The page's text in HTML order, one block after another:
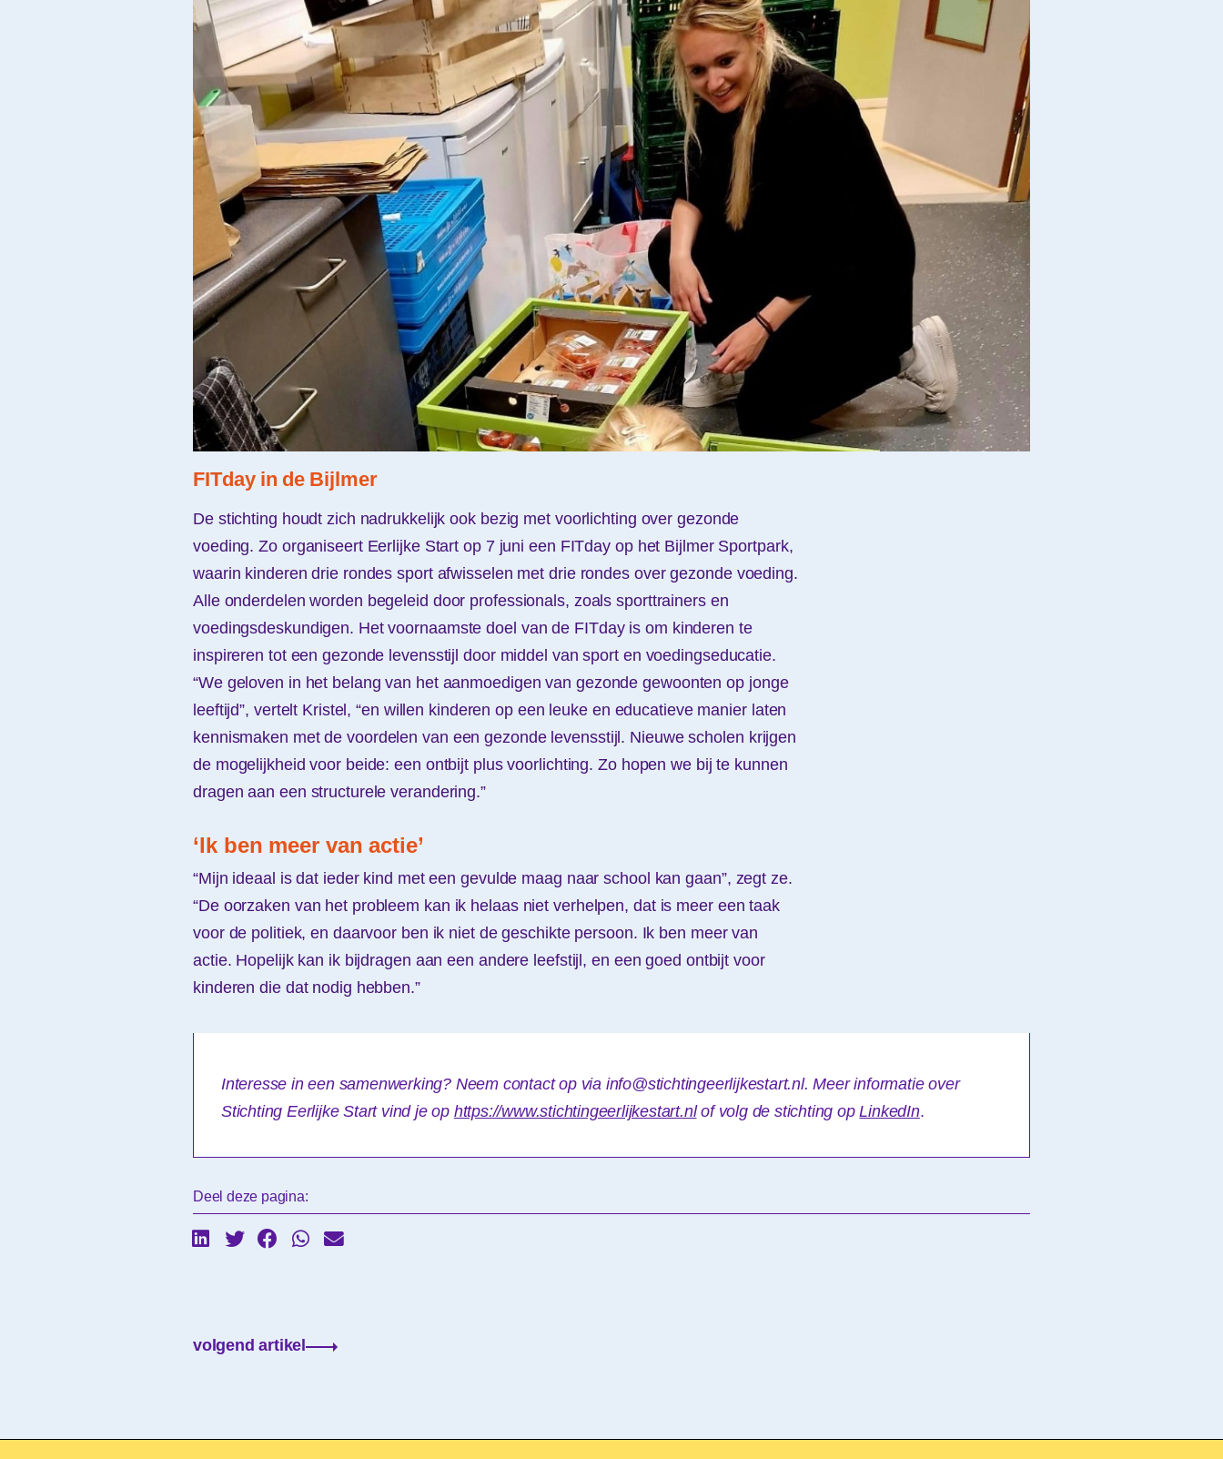
FITday in de Bijlmer
De stichting houdt zich nadrukkelijk ook bezig met voorlichting over gezonde
voeding. Zo organiseert Eerlijke Start op 7 juni een FITday op het Bijlmer Sportpark,
waarin kinderen drie rondes sport afwisselen met drie rondes over gezonde voeding.
Alle onderdelen worden begeleid door professionals, zoals sporttrainers en
voedingsdeskundigen. Het voornaamste doel van de FITday is om kinderen te
inspireren tot een gezonde levensstijl door middel van sport en voedingseducatie.
“We geloven in het belang van het aanmoedigen van gezonde gewoonten op jonge
leeftijd”, vertelt Kristel, “en willen kinderen op een leuke en educatieve manier laten
kennismaken met de voordelen van een gezonde levensstijl. Nieuwe scholen krijgen
de mogelijkheid voor beide: een ontbijt plus voorlichting. Zo hopen we bij te kunnen
dragen aan een structurele verandering.”
‘Ik ben meer van actie’
“Mijn ideaal is dat ieder kind met een gevulde maag naar school kan gaan”, zegt ze.
“De oorzaken van het probleem kan ik helaas niet verhelpen, dat is meer een taak
voor de politiek, en daarvoor ben ik niet de geschikte persoon. Ik ben meer van
actie. Hopelijk kan ik bijdragen aan een andere leefstijl, en een goed ontbijt voor
kinderen die dat nodig hebben.”
Interesse in een samenwerking? Neem contact op via info@stichtingeerlijkestart.nl. Meer informatie over
Stichting Eerlijke Start vind je op https://www.stichtingeerlijkestart.nlof volg de stichting opLinkedIn.
Deel deze pagina:
volgend artikel